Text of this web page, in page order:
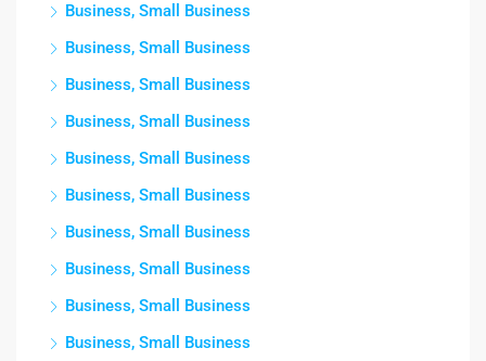
Business, Small Business
Business, Small Business
Business, Small Business
Business, Small Business
Business, Small Business
Business, Small Business
Business, Small Business
Business, Small Business
Business, Small Business
Business, Small Business